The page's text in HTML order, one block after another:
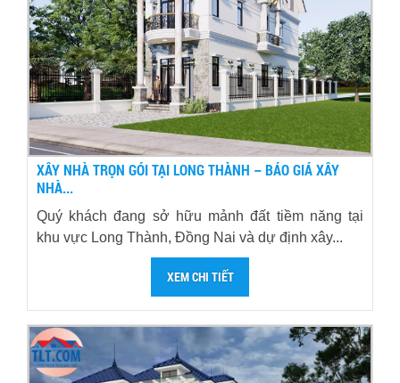
XÂY NHÀ TRỌN GÓI TẠI LONG THÀNH – BÁO GIÁ XÂY
NHÀ...
Quý khách đang sở hữu mảnh đất tiềm năng tại
khu vực Long Thành, Đồng Nai và dự định xây...
XEM CHI TIẾT